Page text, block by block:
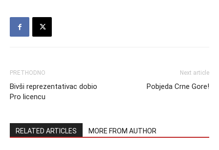
PRETHODNO
Bivši reprezentativac dobio
Pro licencu
Next article
Pobjeda Crne Gore!
RELATED ARTICLES MORE FROM AUTHOR